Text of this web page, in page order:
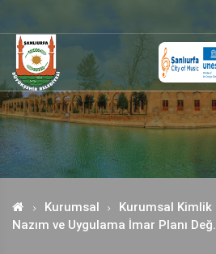
Kurumsal
Kurumsal Kimlik
Nazım ve Uygulama İmar Planı